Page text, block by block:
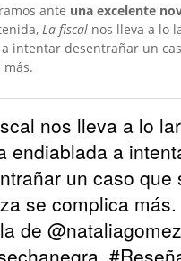
ante una excelente
La fiscal nos lleva a lo
intentar desentrañar un
más.
nos lleva a lo
endiablada a
un caso que
se complica
de